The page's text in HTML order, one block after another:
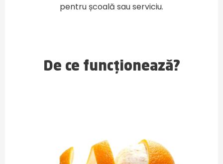
pentru școală sau serviciu.
De ce funcționează?